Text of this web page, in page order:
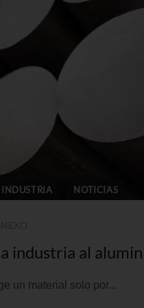
INDUSTRIA NOTICIAS
industria al
un material solo por...